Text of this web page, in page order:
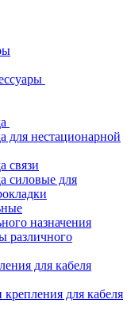
для нестационарной
связи
силовые для
назначения
различного
для кабеля
для кабеля